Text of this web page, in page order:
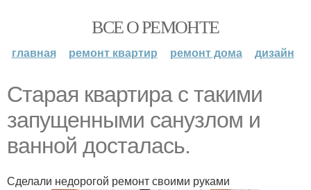
ВСЕ О РЕМОНТЕ
главная ремонт квартир ремонт дома дизайн
Старая квартира с такими
запущенными санузлом и
ванной досталась.
Сделали недорогой ремонт своими руками